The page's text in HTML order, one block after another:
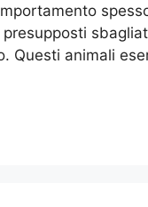
Questi animali